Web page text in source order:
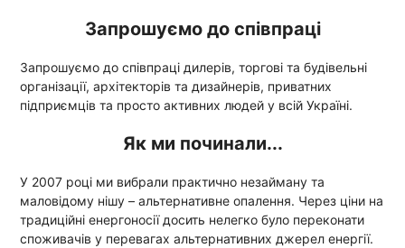
Запрошуємо до співпраці
Запрошуємо до співпраці дилерів, торгові та будівельні
організації, архітекторів та дизайнерів, приватних
підприємців та просто активних людей у всій Україні.
Як ми починали...
У 2007 році ми вибрали практично незайману та
маловідому нішу – альтернативне опалення. Через ціни на
традиційні енергоносії досить нелегко було переконати
споживачів у перевагах альтернативних джерел енергії.